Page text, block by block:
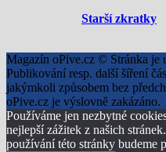
Starší zkratky
Magazín oPive.cz © Stránka je
Publikování resp. další šíření
jakýmkoli způsobem bez
oPive.cz je výslovně zakázáno.
Používáme jen nezbytné
nejlepší zážitek z našich
používání této stránky budeme